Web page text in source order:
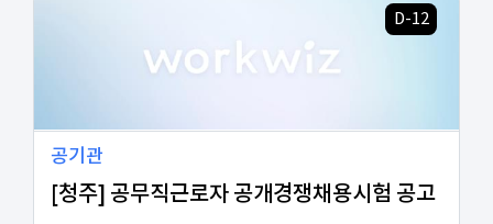
D-12
공기관
[청주] 공무직근로자 공개경쟁채용시험 공고